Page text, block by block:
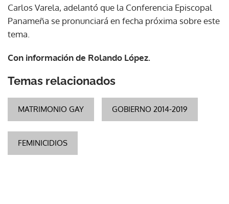
Carlos Varela, adelantó que la Conferencia Episcopal
Panameña se pronunciará en fecha próxima sobre este
tema.
Con información de Rolando López.
Temas relacionados
MATRIMONIO GAY GOBIERNO 2014-2019
FEMINICIDIOS